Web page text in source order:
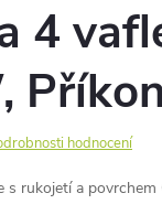
4
hodnocení
s rukojetí a